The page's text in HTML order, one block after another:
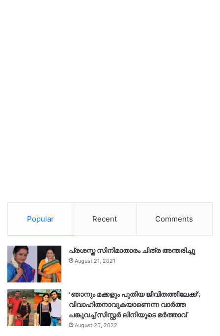
Popular Recent Comments
പ്രശസ്ത സിനിമാതാരം ചിത്ര അന്തരിച്ചു
August 21, 2021
‘ഞാനും മക്കളും പുതിയ ജീവിതത്തിലേക്ക്’;
വിവാഹിതനാവുകയാണെന്ന വാർത്ത
പങ്കുവച്ച് സിസ്റ്റർ ലിനിയുടെ ഭർത്താവ്
August 25, 2022